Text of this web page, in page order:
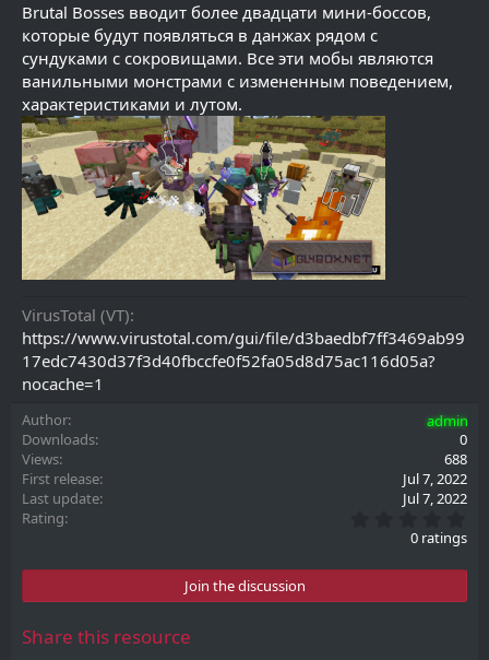
d
a
t
e
Brutal Bosses вводит более двадцати мини-боссов,
которые будут появляться в данжах рядом с
сундуками с сокровищами. Все эти мобы являются
ванильными монстрами с измененным поведением,
характеристиками и лутом.
VirusTotal (VT)
https://www.virustotal.com/gui/file/d3baedbf7ff3469ab99
17edc7430d37f3d40fbccfe0f52fa05d8d75ac116d05a?
nocache=1
Author
admin
Downloads
0
Views
688
First release
Jul 7, 2022
Last update
Jul 7, 2022
Rating
.
0
t
0 ratings
Join the discussion
Share this resource